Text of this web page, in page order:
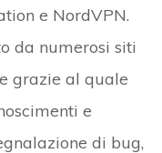
e NordVPN.
da numerosi siti
grazie al quale
e
di bug,